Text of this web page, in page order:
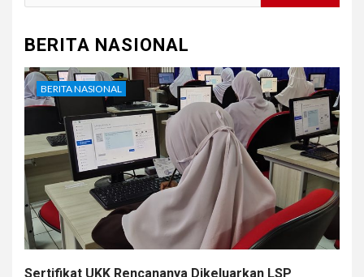
for:
BERITA NASIONAL
BERITA NASIONAL
Sertifikat UKK Rencananya Dikeluarkan LSP